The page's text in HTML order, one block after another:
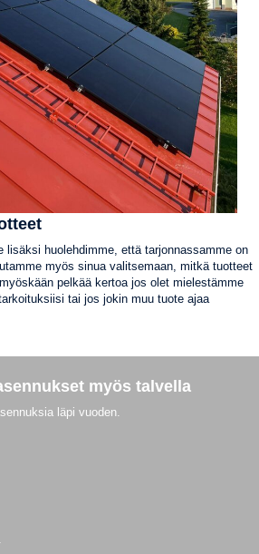
lisäksi huolehdimme, että tarjonnassamme on
myös sinua valitsemaan, mitkä tuotteet
pelkää kertoa jos olet mielestämme
tai jos jokin muu tuote ajaa
myös talvella
läpi vuoden.